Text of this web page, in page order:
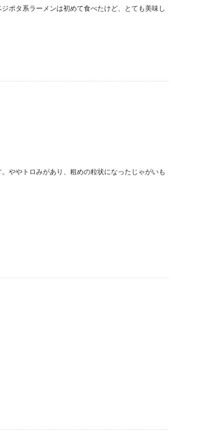
タ系ラーメンは初めて食べたけど、とても美味し
ややトロみがあり、粗めの粒状になったじゃがいも